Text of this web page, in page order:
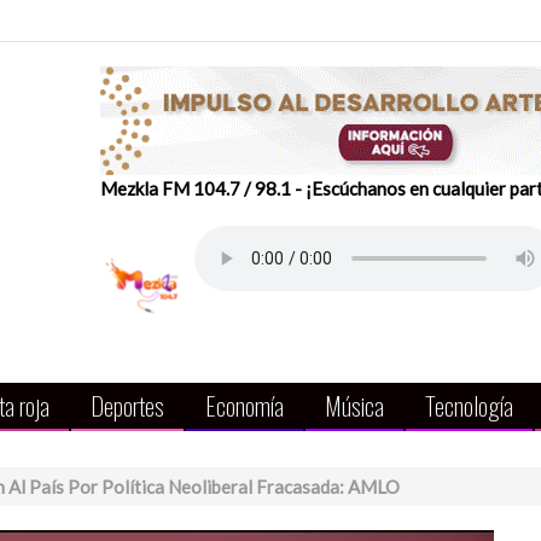
Mezkla FM 104.7 / 98.1 - ¡Escúchanos en cualquier
roja Deportes Economía Música Tecnología
Al País Por Política Neoliberal Fracasada: AMLO